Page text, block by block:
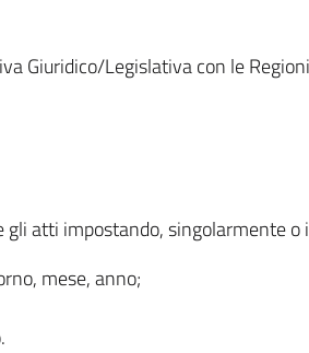
Giuridico/Legislativa con le
gli atti impostando, singolarmente
mese, anno;